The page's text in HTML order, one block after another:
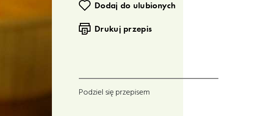
Dodaj do ulubionych
Drukuj przepis
Podziel się przepisem